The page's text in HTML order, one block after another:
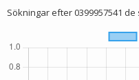
Sökningar efter 0399957541